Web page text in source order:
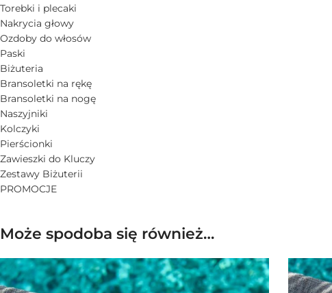
Torebki i plecaki
Nakrycia głowy
Ozdoby do włosów
Paski
Biżuteria
Bransoletki na rękę
Bransoletki na nogę
Naszyjniki
Kolczyki
Pierścionki
Zawieszki do Kluczy
Zestawy Biżuterii
PROMOCJE
Może spodoba się również…